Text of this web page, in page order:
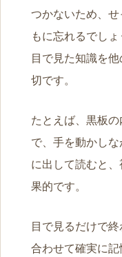
つかないため、
もに忘れるでし
目で見た知識を
切です。
たとえば、黒板
で、手を動かし
に出して読むと
果的です。
目で見るだけで
合わせて確実に記